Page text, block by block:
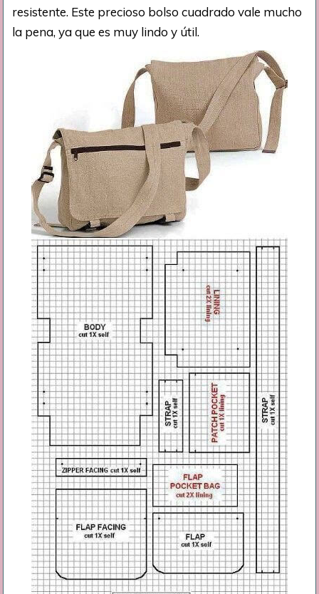
resistente. Este precioso bolso cuadrado vale mucho
la pena, ya que es muy lindo y útil.